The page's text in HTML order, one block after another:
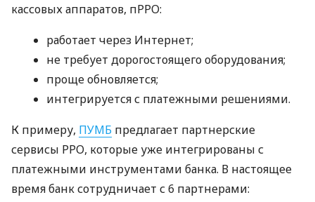
кассовых аппаратов, пРРО:
работает через Интернет;
не требует дорогостоящего оборудования;
проще обновляется;
интегрируется с платежными решениями.
К примеру, ПУМБ предлагает партнерские
сервисы РРО, которые уже интегрированы с
платежными инструментами банка. В настоящее
время банк сотрудничает с 6 партнерами: